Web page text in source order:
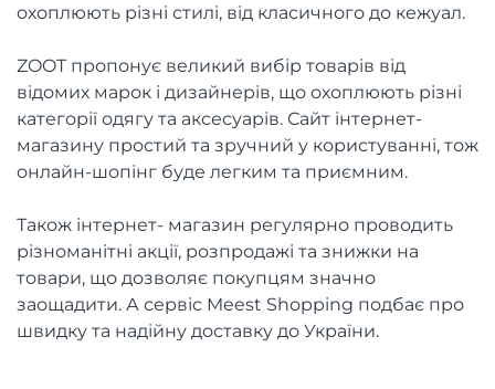
охоплюють різні стилі, від класичного до кежуал.
ZOOT пропонує великий вибір товарів від
відомих марок і дизайнерів, що охоплюють різні
категорії одягу та аксесуарів. Сайт інтернет-
магазину простий та зручний у користуванні, тож
онлайн-шопінг буде легким та приємним.
Також інтернет- магазин регулярно проводить
різноманітні акції, розпродажі та знижки на
товари, що дозволяє покупцям значно
заощадити. А сервіс Meest Shopping подбає про
швидку та надійну доставку до України.